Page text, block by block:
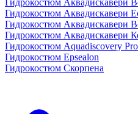
Гидрокостюм Аквадискавери
Гидрокостюм Аквадискавери
Гидрокостюм Аквадискавери
Гидрокостюм Аквадискавери
Гидрокостюм Aquadiscovery
Гидрокостюм Epsealon
Гидрокостюм Скорпена